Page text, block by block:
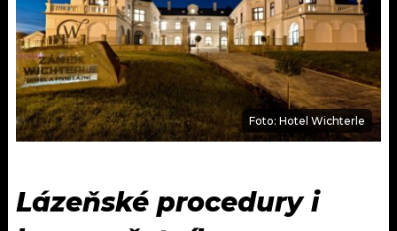
Foto: Hotel Wichterle
Lázeňské procedury i